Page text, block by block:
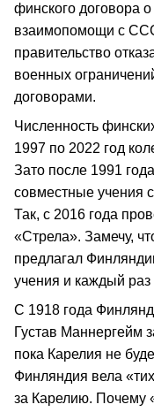
финского договора
взаимопомощи с
правительство
военных
договорами.
Численность
1997 по 2022 год
Зато после 1991
совместные учения
Так, с 2016 года
«Стрела». Замечу,
предлагал
учения и каждый раз
С 1918 года
Густав Маннергейм
пока Карелия не
Финляндия вела
за Карелию. Почему